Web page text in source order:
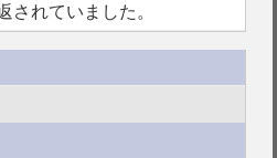
されていました。